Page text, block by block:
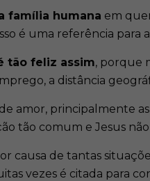
família humana em
é uma referência para
tão feliz assim, porque
a distância
amor, principalmente as
tão comum e Jesus
causa de tantas
vezes é citada para